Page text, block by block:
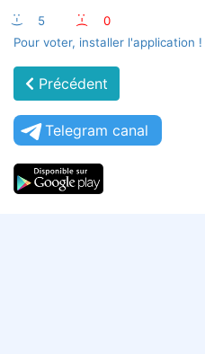
:-) 5 :-(
0
Pour voter, installer l'application !
Précédent
Telegram canal